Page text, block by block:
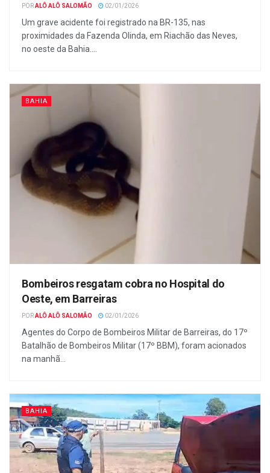
PORALÔ ALÔ SALOMÃO 02/01/2026
Um grave acidente foi registrado na BR-135, nas
proximidades da Fazenda Olinda, em Riachão das Neves,
no oeste da Bahia....
BAHIA
Bombeiros resgatam cobra no Hospital do
Oeste, em Barreiras
PORALÔ ALÔ SALOMÃO 02/01/2026
Agentes do Corpo de Bombeiros Militar de Barreiras, do 17º
Batalhão de Bombeiros Militar (17º BBM), foram acionados
na manhã...
BAHIA